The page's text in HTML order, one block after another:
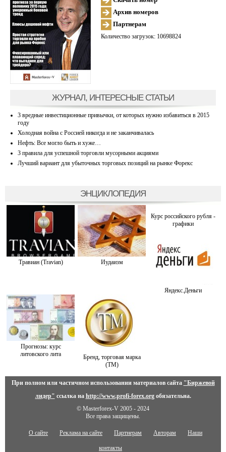
Архив номеров
Партнерам
Количество загрузок: 10698824
ЖУРНАЛ, ИНТЕРЕСНЫЕ СТАТЬИ
3 вредные инвестиционные привычки, от которых нужно избавиться в 2015
году
Холодная война с Россией никогда и не заканчивалась
Нефть: Все могло быть и хуже…
3 правила для успешной торговли мусорными акциями
Лучший вариант для убыточных торговых позиций на рынке Форекс
ЭНЦИКЛОПЕДИЯ
Травиан (Travian) Иудаизм
Курс российского рубля -
графики
Яндекс.Деньги
Прогнозы: курс
литовского лита
Бренд, торговая марка
(ТМ)
При полном или частичном использовании материалов сайта "Биржевой
лидер" ссылка на http://www.profi-forex.orgобязательна.
© Masterforex-V 2005 - 2024
Все права защищены.
О сайте Реклама на сайте Партнерам Авторам Наши
контакты